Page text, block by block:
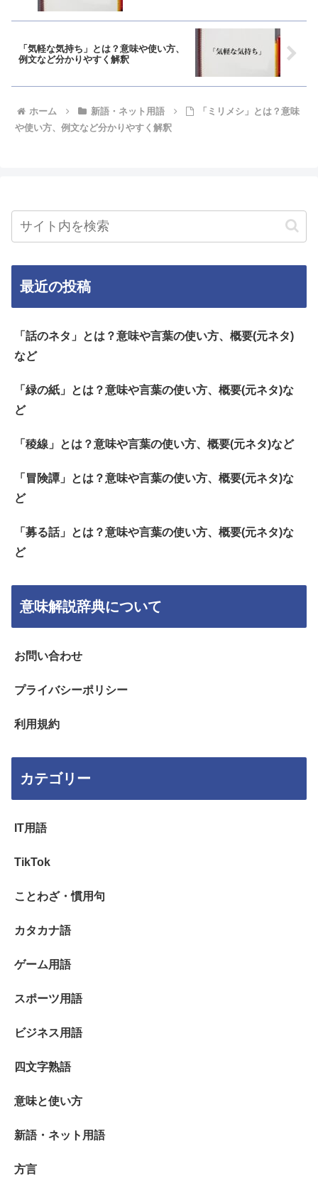
「気軽な気持ち」とは？意味や使い方、
例文など分かりやすく解釈
ホーム 新語・ネット用語
「ミリメシ」とは？意味
や使い方、例文など分かりやすく解釈
最近の投稿
「話のネタ」とは？意味や言葉の使い方、概要(元ネタ)
など
「緑の紙」とは？意味や言葉の使い方、概要(元ネタ)な
ど
「稜線」とは？意味や言葉の使い方、概要(元ネタ)など
「冒険譚」とは？意味や言葉の使い方、概要(元ネタ)な
ど
「募る話」とは？意味や言葉の使い方、概要(元ネタ)な
ど
意味解説辞典について
お問い合わせ
プライバシーポリシー
利用規約
カテゴリー
IT用語
TikTok
ことわざ・慣用句
カタカナ語
ゲーム用語
スポーツ用語
ビジネス用語
四文字熟語
意味と使い方
新語・ネット用語
方言